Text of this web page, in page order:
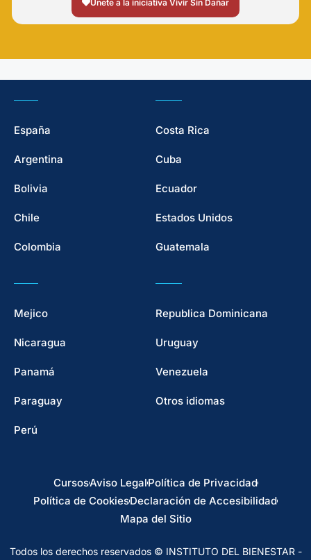
Únete a la iniciativa Vivir Sin Dañar
España
Argentina
Bolivia
Chile
Colombia
Costa Rica
Cuba
Ecuador
Estados Unidos
Guatemala
Mejico
Nicaragua
Panamá
Paraguay
Perú
Republica Dominicana
Uruguay
Venezuela
Otros idiomas
CursosAviso LegalPolítica de Privacidad
Política de CookiesDeclaración de Accesibilidad
Mapa del Sitio
Todos los derechos reservados © INSTITUTO DEL BIENESTAR -